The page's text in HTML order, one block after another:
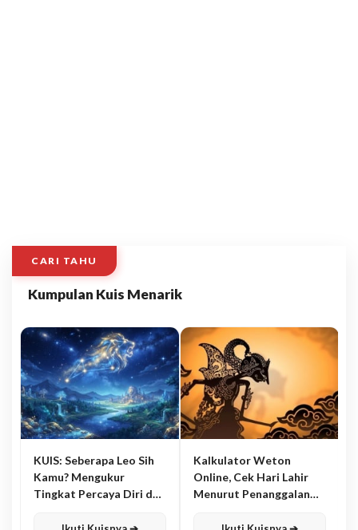
CARI TAHU
Kumpulan Kuis Menarik
KUIS: Seberapa Leo Sih
Kamu? Mengukur
Tingkat Percaya Diri dan
Kalkulator Weton
Online, Cek Hari Lahir
Menurut Penanggalan